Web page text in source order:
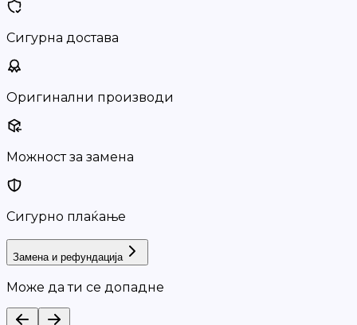
Сигурна достава
Оригинални производи
Можност за замена
Сигурно плаќање
Замена и рефундација
Може да ти се допадне